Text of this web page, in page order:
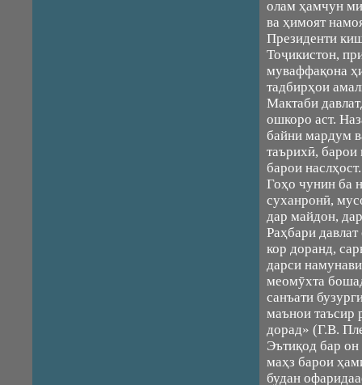
олам ҳамчун
ва ҳимоят
Президенти
Тоҷикистон,
муваффақона
тадбирҳои
Мактаби
ошкоро аст.
байни мардум
таърихӣ, барои
барои наслҳост.
Гоҳо чунин ба
суханронӣ,
дар майдон,
Раҳбари
кор доранд,
дарси
меомӯхта
санъати
маънои таъсир
дорад» (Г.В.
Эътиқод бар он
маҳз барои
будан